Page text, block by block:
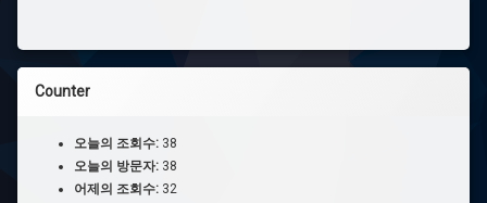
Counter
오늘의 조회수: 38
오늘의 방문자: 38
어제의 조회수: 32